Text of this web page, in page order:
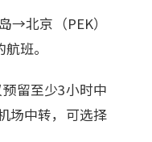
→北京（PEK）
班。
留至少3小时中
场中转，可选择